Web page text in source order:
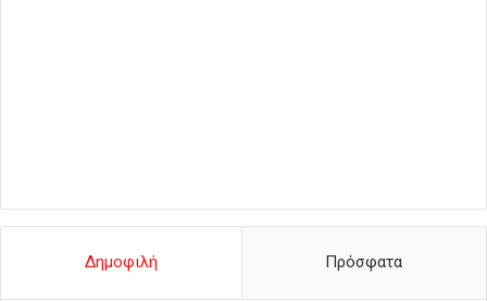
Δημοφιλή Πρόσφατα